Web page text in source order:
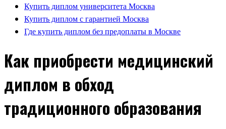
Купить диплом университета Москва
Купить диплом с гарантией Москва
Где купить диплом без предоплаты в Москве
Как приобрести медицинский
диплом в обход
традиционного образования